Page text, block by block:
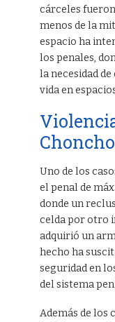
cárceles
menos de la
espacio ha
los penales,
la necesidad
vida en
Uno de los
el penal de
donde un
celda por otro
adquirió un
hecho ha
seguridad en
del sistema
Además de